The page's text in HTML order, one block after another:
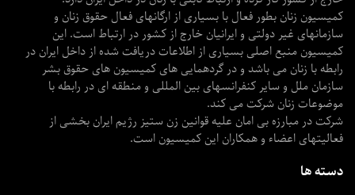
کمیسیون زنان بطور فعال با بسیاری از ارگانهای فعال حقوق زنان و
سازمانهای غیر دولتی و ایرانیان خارج از کشور در ارتباط است. این
کمیسیون منبع اصلی بسیاری از اطلاعات دریافت شده از داخل ایران در
رابطه با زنان می باشد و در گردهمایی های کمیسیون های حقوق بشر
سازمان ملل و سایر کنفرانسهای بین المللی و منطقه ای در رابطه با
موضوعات زنان شرکت می کند.
شرکت در مبارزه بی امان علیه قوانین زن ستیز رژیم ایران بخشی از
فعالیتهای اعضاء و همکاران این کمیسیون است.
دسته ها